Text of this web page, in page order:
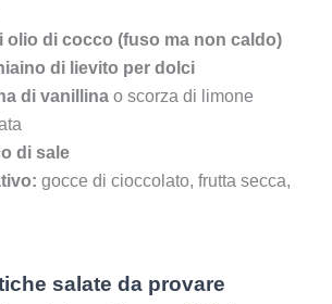
olio di cocco (fuso ma non caldo)
di lievito per dolci
di vanillina o scorza di limone
di sale
gocce di cioccolato, frutta secca,
salate da provare